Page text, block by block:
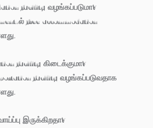
facility வழங்கப்படுமா?
ல் free accommodation
facility கிடைக்குமா?
facility வழங்கப்படுவதாக
இருக்கிறதா?